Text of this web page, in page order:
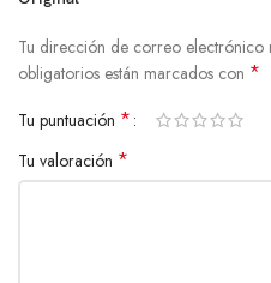
Tu dirección de correo electrónico
obligatorios están marcados con *
Tu puntuación *
Tu valoración *